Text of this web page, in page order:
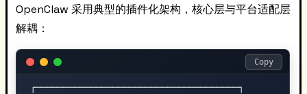
OpenClaw 采用典型的插件化架构，核心层与平台适配层
解耦：
┌─────────────────────────────────────┐
Copy